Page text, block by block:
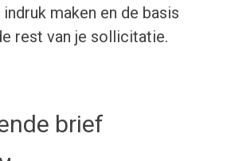
maken en de basis
rest van je sollicitatie.
brief